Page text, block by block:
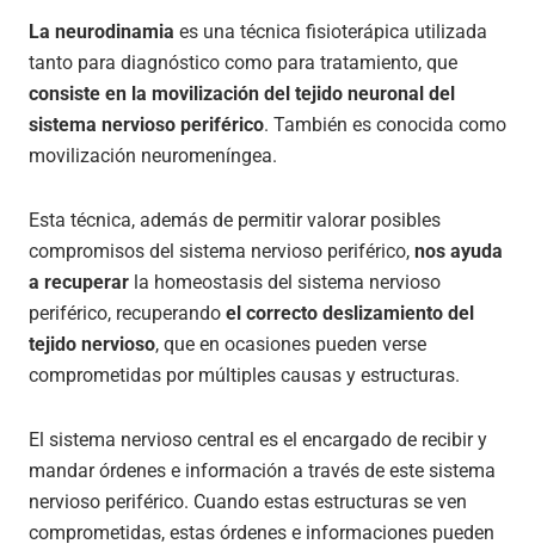
La neurodinamia es una técnica fisioterápica utilizada
tanto para diagnóstico como para tratamiento, que
consiste en la movilización del tejido neuronal del
sistema nervioso periférico. También es conocida como
movilización neuromeníngea.
Esta técnica, además de permitir valorar posibles
compromisos del sistema nervioso periférico, nos ayuda
a recuperar la homeostasis del sistema nervioso
periférico, recuperando el correcto deslizamiento del
tejido nervioso, que en ocasiones pueden verse
comprometidas por múltiples causas y estructuras.
El sistema nervioso central es el encargado de recibir y
mandar órdenes e información a través de este sistema
nervioso periférico. Cuando estas estructuras se ven
comprometidas, estas órdenes e informaciones pueden